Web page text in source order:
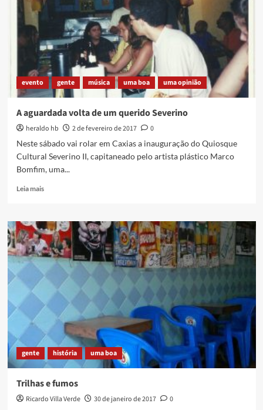
Rogério
[download]
evento gente música uma boa uma opinião
A aguardada volta de um querido Severino
heraldo hb 2 de fevereiro de 2017
0
Neste sábado vai rolar em Caxias a inauguração do Quiosque
Cultural Severino II, capitaneado pelo artista plástico Marco
Bomfim, uma...
Leia maisRead
A
aguardada
volta
de
querido
Severino
gente história uma boa
Trilhas e fumos
Ricardo Villa Verde 30 de janeiro de 2017
0